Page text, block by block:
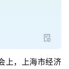
上，上海市经济